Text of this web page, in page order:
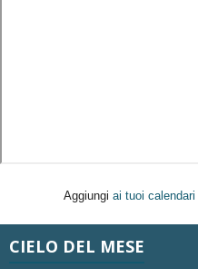
Aggiungi ai tuoi calendari
CIELO DEL MESE